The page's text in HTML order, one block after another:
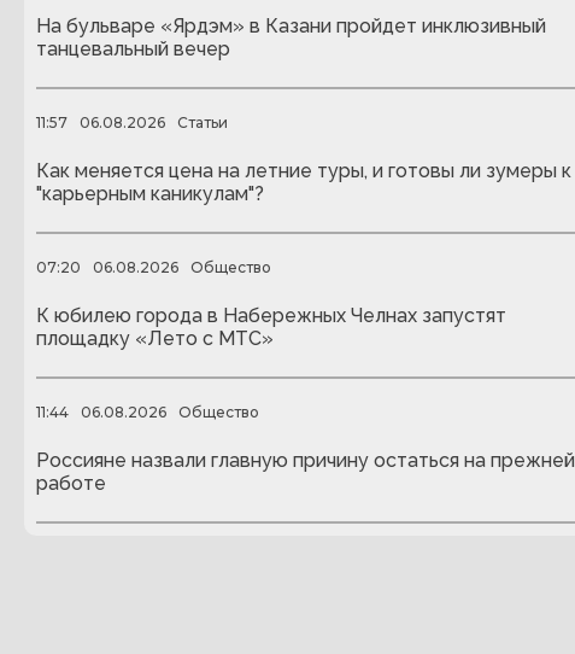
На бульваре «Ярдэм» в Казани пройдет инклюзивный
танцевальный вечер
11:57 06.08.2026 Статьи
Как меняется цена на летние туры, и готовы ли зумеры к
"карьерным каникулам"?
07:20 06.08.2026 Общество
К юбилею города в Набережных Челнах запустят
площадку «Лето с МТС»
11:44 06.08.2026 Общество
Россияне назвали главную причину остаться на прежней
работе